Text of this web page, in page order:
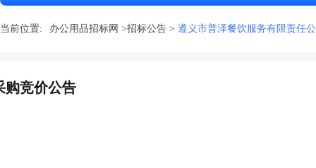
当前位置: 办公用品招标网 >招标公告 > 遵义市普泽餐饮服务有限责任
购竞价公告